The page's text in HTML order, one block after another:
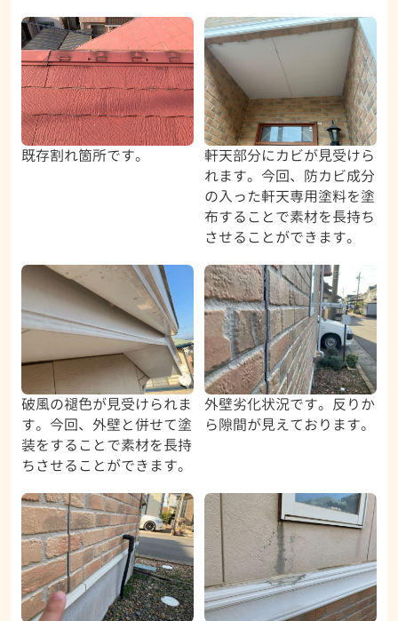
既存割れ箇所です。
軒天部分にカビが見受けら
れます。今回、防カビ成分
の入った軒天専用塗料を塗
布することで素材を長持ち
させることができます。
破風の褪色が見受けられま
す。今回、外壁と併せて塗
装をすることで素材を長持
ちさせることができます。
外壁劣化状況です。反りか
ら隙間が見えております。